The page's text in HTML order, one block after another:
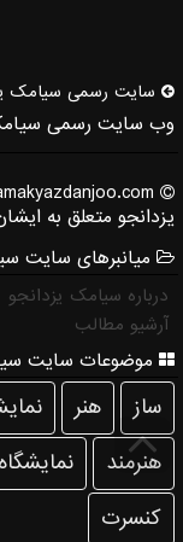
سایت رسمی سیامك
وب سایت رسمی
یزدانجو متعلق به
میانبرهای سایت
درباره سیامک یزدانجو
آرشیو مطالب
موضوعات سایت
ساز هنر
هنرمند
نمایشگاه
كنسرت